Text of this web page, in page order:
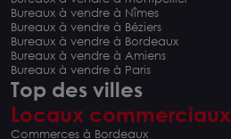
Bureaux à vendre à Nîmes
Bureaux à vendre à Béziers
Bureaux à vendre à Bordeaux
Bureaux à vendre à Amiens
Bureaux à vendre à Paris
Top des villes
Locaux commerciaux
Commerces à Bordeaux